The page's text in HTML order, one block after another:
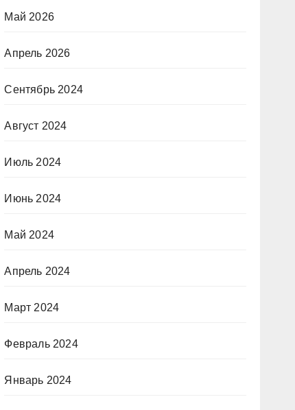
Май 2026
Апрель 2026
Сентябрь 2024
Август 2024
Июль 2024
Июнь 2024
Май 2024
Апрель 2024
Март 2024
Февраль 2024
Январь 2024